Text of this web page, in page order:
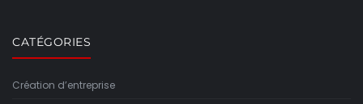
CATÉGORIES
Création d’entreprise